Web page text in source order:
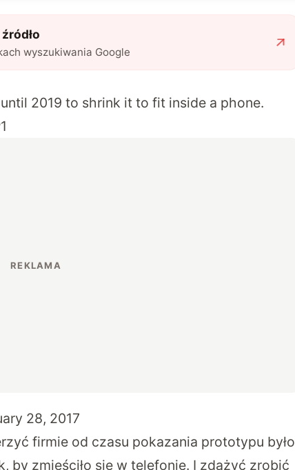
wyszukiwania Google
2019 to shrink it to fit inside a phone.
28, 2017
firmie od czasu pokazania prototypu było
by zmieściło się w telefonie. I zdążyć zrobić